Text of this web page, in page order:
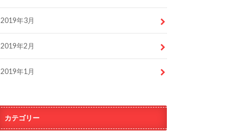
2019年3月
2019年2月
2019年1月
カテゴリー